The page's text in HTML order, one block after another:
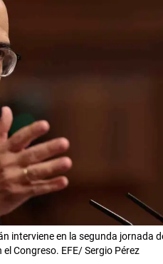
interviene en la segunda jornada
Congreso. EFE/ Sergio Pérez